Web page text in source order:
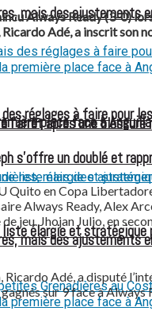
réglages à faire pour
mais des ajustements
mais des ajustements
place face à Anguilla
élargie et stratégique
Always Ready (3-0)
Adé, a inscrit son
l’arrêt après une blessure
s’offre un doublé et
Quito en Copa
Always Ready, Alex
jeu. Jhojan Julio, en
Adé, a disputé
sur 9 face à